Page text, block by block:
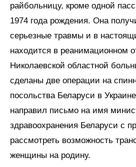
райбольницу, кроме одной
1974 года рождения. Она
серьезные травмы и в
находится в реанимационном
Николаевской областной
сделаны две операции на
посольства Беларуси в
направил письмо на имя
здравоохранения Беларуси с
рассмотреть возможность
женщины на родину.